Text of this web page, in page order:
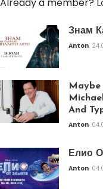
Already a member?
Знам
Anton
Maybe
And
Anton
Елио
Anton